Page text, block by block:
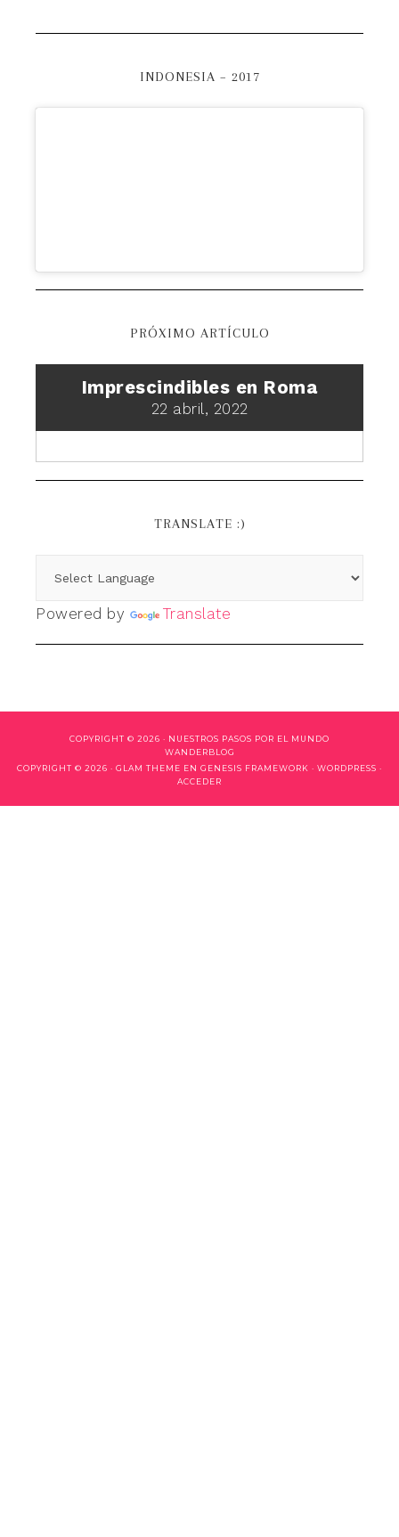
INDONESIA – 2017
PRÓXIMO ARTÍCULO
Imprescindibles en Roma
22 abril, 2022
TRANSLATE :)
Powered by Translate
COPYRIGHT © 2026 · NUESTROS PASOS POR EL MUNDO
WANDERBLOG
COPYRIGHT © 2026 · GLAM THEME EN GENESIS FRAMEWORK · WORDPRESS ·
ACCEDER